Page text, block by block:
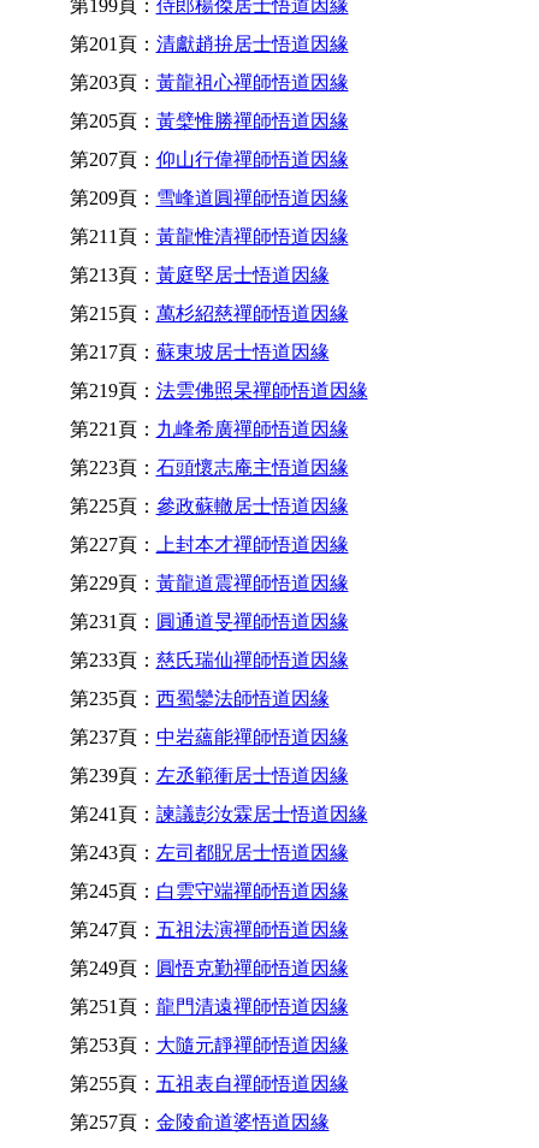
第199頁： 侍郎楊傑居士悟道因緣
第201頁： 清獻趙拚居士悟道因緣
第203頁： 黃龍祖心禪師悟道因緣
第205頁： 黃檗惟勝禪師悟道因緣
第207頁： 仰山行偉禪師悟道因緣
第209頁： 雪峰道圓禪師悟道因緣
第211頁： 黃龍惟清禪師悟道因緣
第213頁： 黃庭堅居士悟道因緣
第215頁： 萬杉紹慈禪師悟道因緣
第217頁： 蘇東坡居士悟道因緣
第219頁： 法雲佛照杲禪師悟道因緣
第221頁： 九峰希廣禪師悟道因緣
第223頁： 石頭懷志庵主悟道因緣
第225頁： 參政蘇轍居士悟道因緣
第227頁：
上封本才禪師悟道因緣
第229頁： 黃龍道震禪師悟道因緣
第231頁： 圓通道旻禪師悟道因緣
第233頁： 慈氏瑞仙禪師悟道因緣
第235頁： 西蜀鑾法師悟道因緣
第237頁： 中岩蘊能禪師悟道因緣
第239頁： 左丞範衝居士悟道因緣
第241頁： 諫議彭汝霖居士悟道因緣
第243頁： 左司都貺居士悟道因緣
第245頁： 白雲守端禪師悟道因緣
第247頁： 五祖法演禪師悟道因緣
第249頁： 圓悟克勤禪師悟道因緣
第251頁： 龍門清遠禪師悟道因緣
第253頁： 大隨元靜禪師悟道因緣
第255頁： 五祖表自禪師悟道因緣
第257頁： 金陵俞道婆悟道因緣